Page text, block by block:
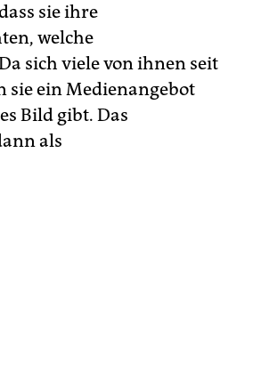
sie ihre
welche
sich viele von ihnen seit
sie ein Medienangebot
Bild gibt. Das
als